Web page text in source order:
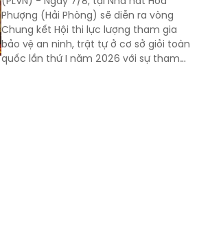
Phượng (Hải Phòng) sẽ diễn ra vòng
Chung kết Hội thi lực lượng tham gia
bảo vệ an ninh, trật tự ở cơ sở giỏi toàn
quốc lần thứ I năm 2026 với sự tham